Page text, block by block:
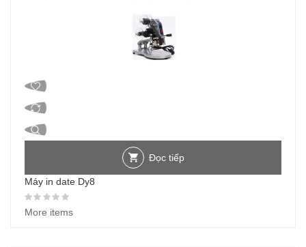
Đọc tiếp
Máy in date Dy8
More items